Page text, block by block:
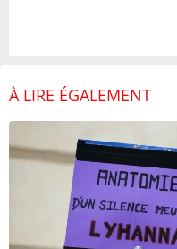
À LIRE ÉGALEMENT